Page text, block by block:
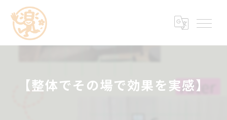
【整体でその場で効果を実感】